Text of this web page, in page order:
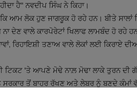
ਹੈ" ਨਵਦੀਪ ਸਿੰਘ ਨੇ ਕਿਹਾ।
ਆਮ ਲੋਕ ਹੁਣ ਜਾਗਰੂਕ ਹੋ ਰਹੇ ਹਨ। ਬੀਤੇ ਸਾਲਾਂ
ਵਾਲੇ ਕਾਰਪੋਰੇਟਾਂ ਖਿਲਾਫ ਲਾਮਬੰਦ ਹੋ ਰਹੇ
ਰਿਹਾਇਸ਼ੀ ਤਣਾਅ ਵਾਲੇ ਲੋਕਾਂ ਲਈ ਕਿਰਾਏ
ਟਿਕਟ 'ਤੇ ਆਪਣੇ ਮੋਢੇ ਨਾਲ਼ ਮੋਢਾ ਲਾਕੇ ਤੁਰਨ ਦੀ
ਤੋਂ ਬਾਹਰ ਰੱਖਣ ਅਤੇ ਲੇਬਰ ਨੂੰ ਬਣਦੇ